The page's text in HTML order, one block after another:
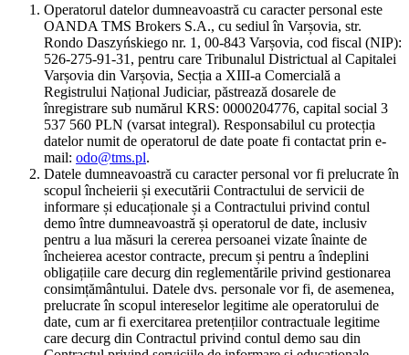
Operatorul datelor dumneavoastră cu caracter personal este
OANDA TMS Brokers S.A., cu sediul în Varșovia, str.
Rondo Daszyńskiego nr. 1, 00-843 Varșovia, cod fiscal (NIP):
526-275-91-31, pentru care Tribunalul Districtual al Capitalei
Varșovia din Varșovia, Secția a XIII-a Comercială a
Registrului Național Judiciar, păstrează dosarele de
înregistrare sub numărul KRS: 0000204776, capital social 3
537 560 PLN (varsat integral). Responsabilul cu protecția
datelor numit de operatorul de date poate fi contactat prin e-
mail: odo@tms.pl.
Datele dumneavoastră cu caracter personal vor fi prelucrate în
scopul încheierii și executării Contractului de servicii de
informare și educaționale și a Contractului privind contul
demo între dumneavoastră și operatorul de date, inclusiv
pentru a lua măsuri la cererea persoanei vizate înainte de
încheierea acestor contracte, precum și pentru a îndeplini
obligațiile care decurg din reglementările privind gestionarea
consimțământului. Datele dvs. personale vor fi, de asemenea,
prelucrate în scopul intereselor legitime ale operatorului de
date, cum ar fi exercitarea pretențiilor contractuale legitime
care decurg din Contractul privind contul demo sau din